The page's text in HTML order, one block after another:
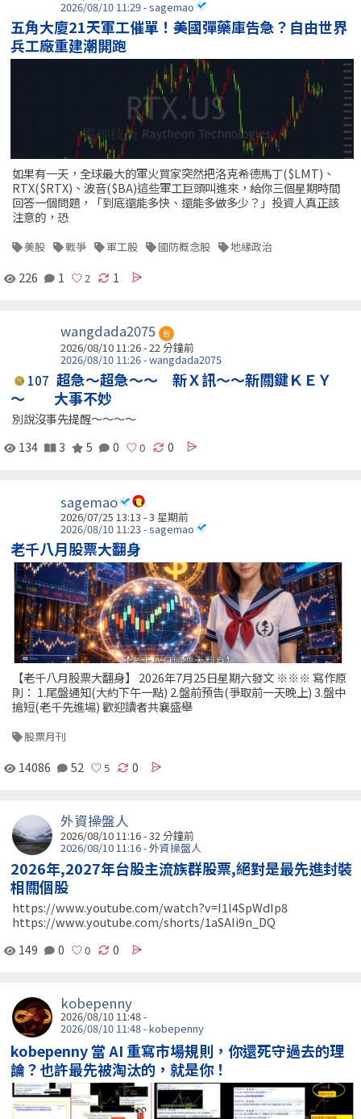
2026/08/10 11:29 - sagemao
五角大廈21天軍工催單！美國彈藥庫告急？自由世界
兵工廠重建潮開跑
如果有一天，全球最大的軍火買家突然把洛克希德馬丁($LMT)、
RTX($RTX)、波音($BA)這些軍工巨頭叫進來，給你三個星期時間
回答一個問題，「到底還能多快、還能多做多少？」投資人真正該
注意的，恐
美股 戰爭 軍工股 國防概念股 地緣政治
226 1 1
wangdada2075 包
2026/08/10 11:26 -22 分鐘前
2026/08/10 11:26 - wangdada2075
107 超急～超急～～ 新Ｘ訊～～新關鍵ＫＥＹ
～ 大事不妙
別說沒事先提醒～～～～
134
3 5 0 0
sagemao
2026/07/25 13:13 - 3 星期前
2026/08/10 11:23 - sagemao
老千八月股票大翻身
【老千八月股票大翻身】 2026年7月25日星期六發文 ※※※ 寫作原
則： 1.尾盤通知(大約下午一點) 2.盤前預告(爭取前一天晚上) 3.盤中
搶短(老千先進場) 歡迎讀者共襄盛舉
股票月刊
14086 52 0
外資操盤人
2026/08/10 11:16 -32 分鐘前
2026/08/10 11:16 - 外資操盤人
2026年,2027年台股主流族群股票,絕對是最先進封裝
相關個股
https://www.youtube.com/watch?v=I1l4SpWdIp8
https://www.youtube.com/shorts/1aSAIi9n_DQ
149
0 0
kobepenny
2026/08/10 11:48 -
2026/08/10 11:48 - kobepenny
kobepenny 當 AI 重寫市場規則，你還死守過去的理
論？也許最先被淘汰的，就是你！